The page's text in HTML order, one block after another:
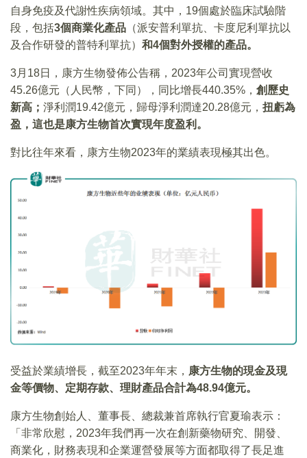
自身免疫及代謝性疾病領域。其中，19個處於臨床試驗階
段，包括3個商業化產品 （派安普利單抗、卡度尼利單抗以
及合作研發的普特利單抗） 和4個對外授權的產品。
3月18日，康方生物發佈公告稱，2023年公司實現營收
45.26億元（人民幣，下同），同比增長440.35%， 創歷史
新高； 淨利潤19.42億元，歸母淨利潤達20.28億元， 扭虧為
盈，這也是康方生物首次實現年度盈利。
對比往年來看，康方生物2023年的業績表現極其出色。
受益於業績增長，截至2023年年末， 康方生物的現金及現
金等價物、定期存款、理財產品合計為48.94億元。
康方生物創始人、董事長、總裁兼首席執行官夏瑜表示：
「非常欣慰，2023年我們再一次在創新藥物研究、開發、
商業化，財務表現和企業運營發展等方面都取得了長足進